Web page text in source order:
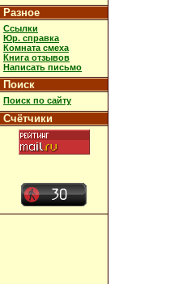
Разное
Ссылки
Юр. справка
Комната смеха
Книга отзывов
Написать письмо
Поиск
Поиск по сайту
Счётчики